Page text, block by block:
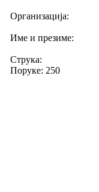
Организација:
Име и презиме:
Струка:
Поруке: 250